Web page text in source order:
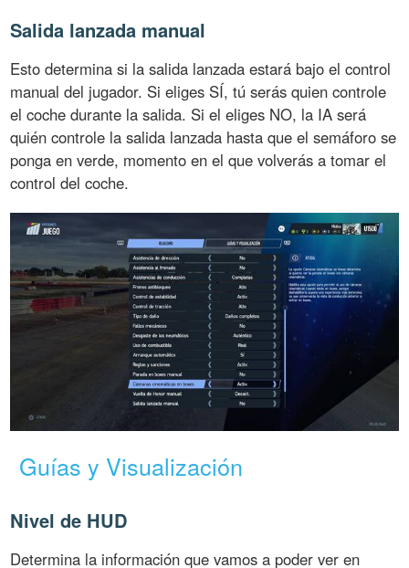
Salida lanzada manual
Esto determina si la salida lanzada estará bajo el control
manual del jugador. Si eliges SÍ, tú serás quien controle
el coche durante la salida. Si el eliges NO, la IA será
quién controle la salida lanzada hasta que el semáforo se
ponga en verde, momento en el que volverás a tomar el
control del coche.
Guías y Visualización
Nivel de HUD
Determina la información que vamos a poder ver en